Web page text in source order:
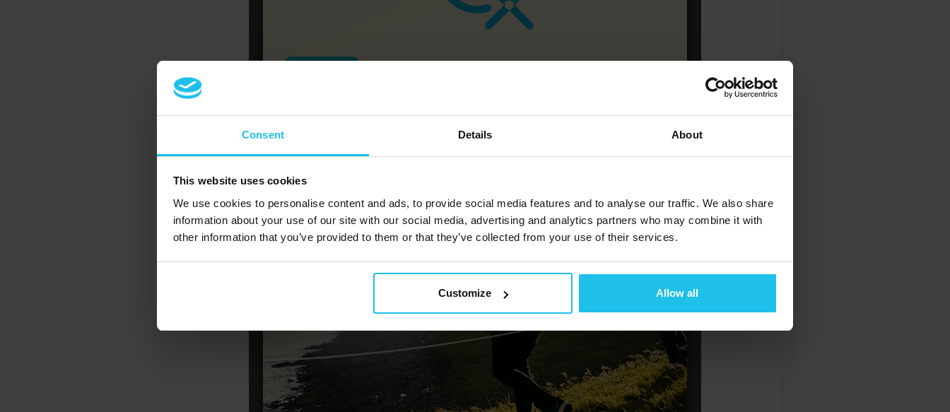
Consent Details About
This website uses cookies
We use cookies to personalise content and ads, to provide social media features and to analyse our traffic. We also share
information about your use of our site with our social media, advertising and analytics partners who may combine it with
other information that you’ve provided to them or that they’ve collected from your use of their services.
Customize Allow all